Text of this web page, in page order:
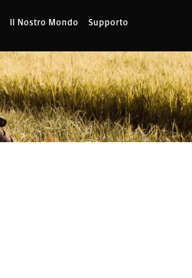
Il Nostro Mondo Supporto